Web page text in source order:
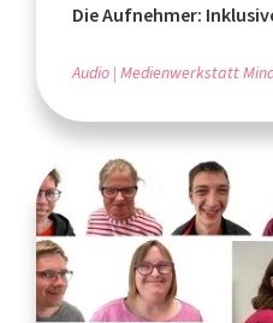
Die Aufnehmer:
Audio Medienwerkstatt